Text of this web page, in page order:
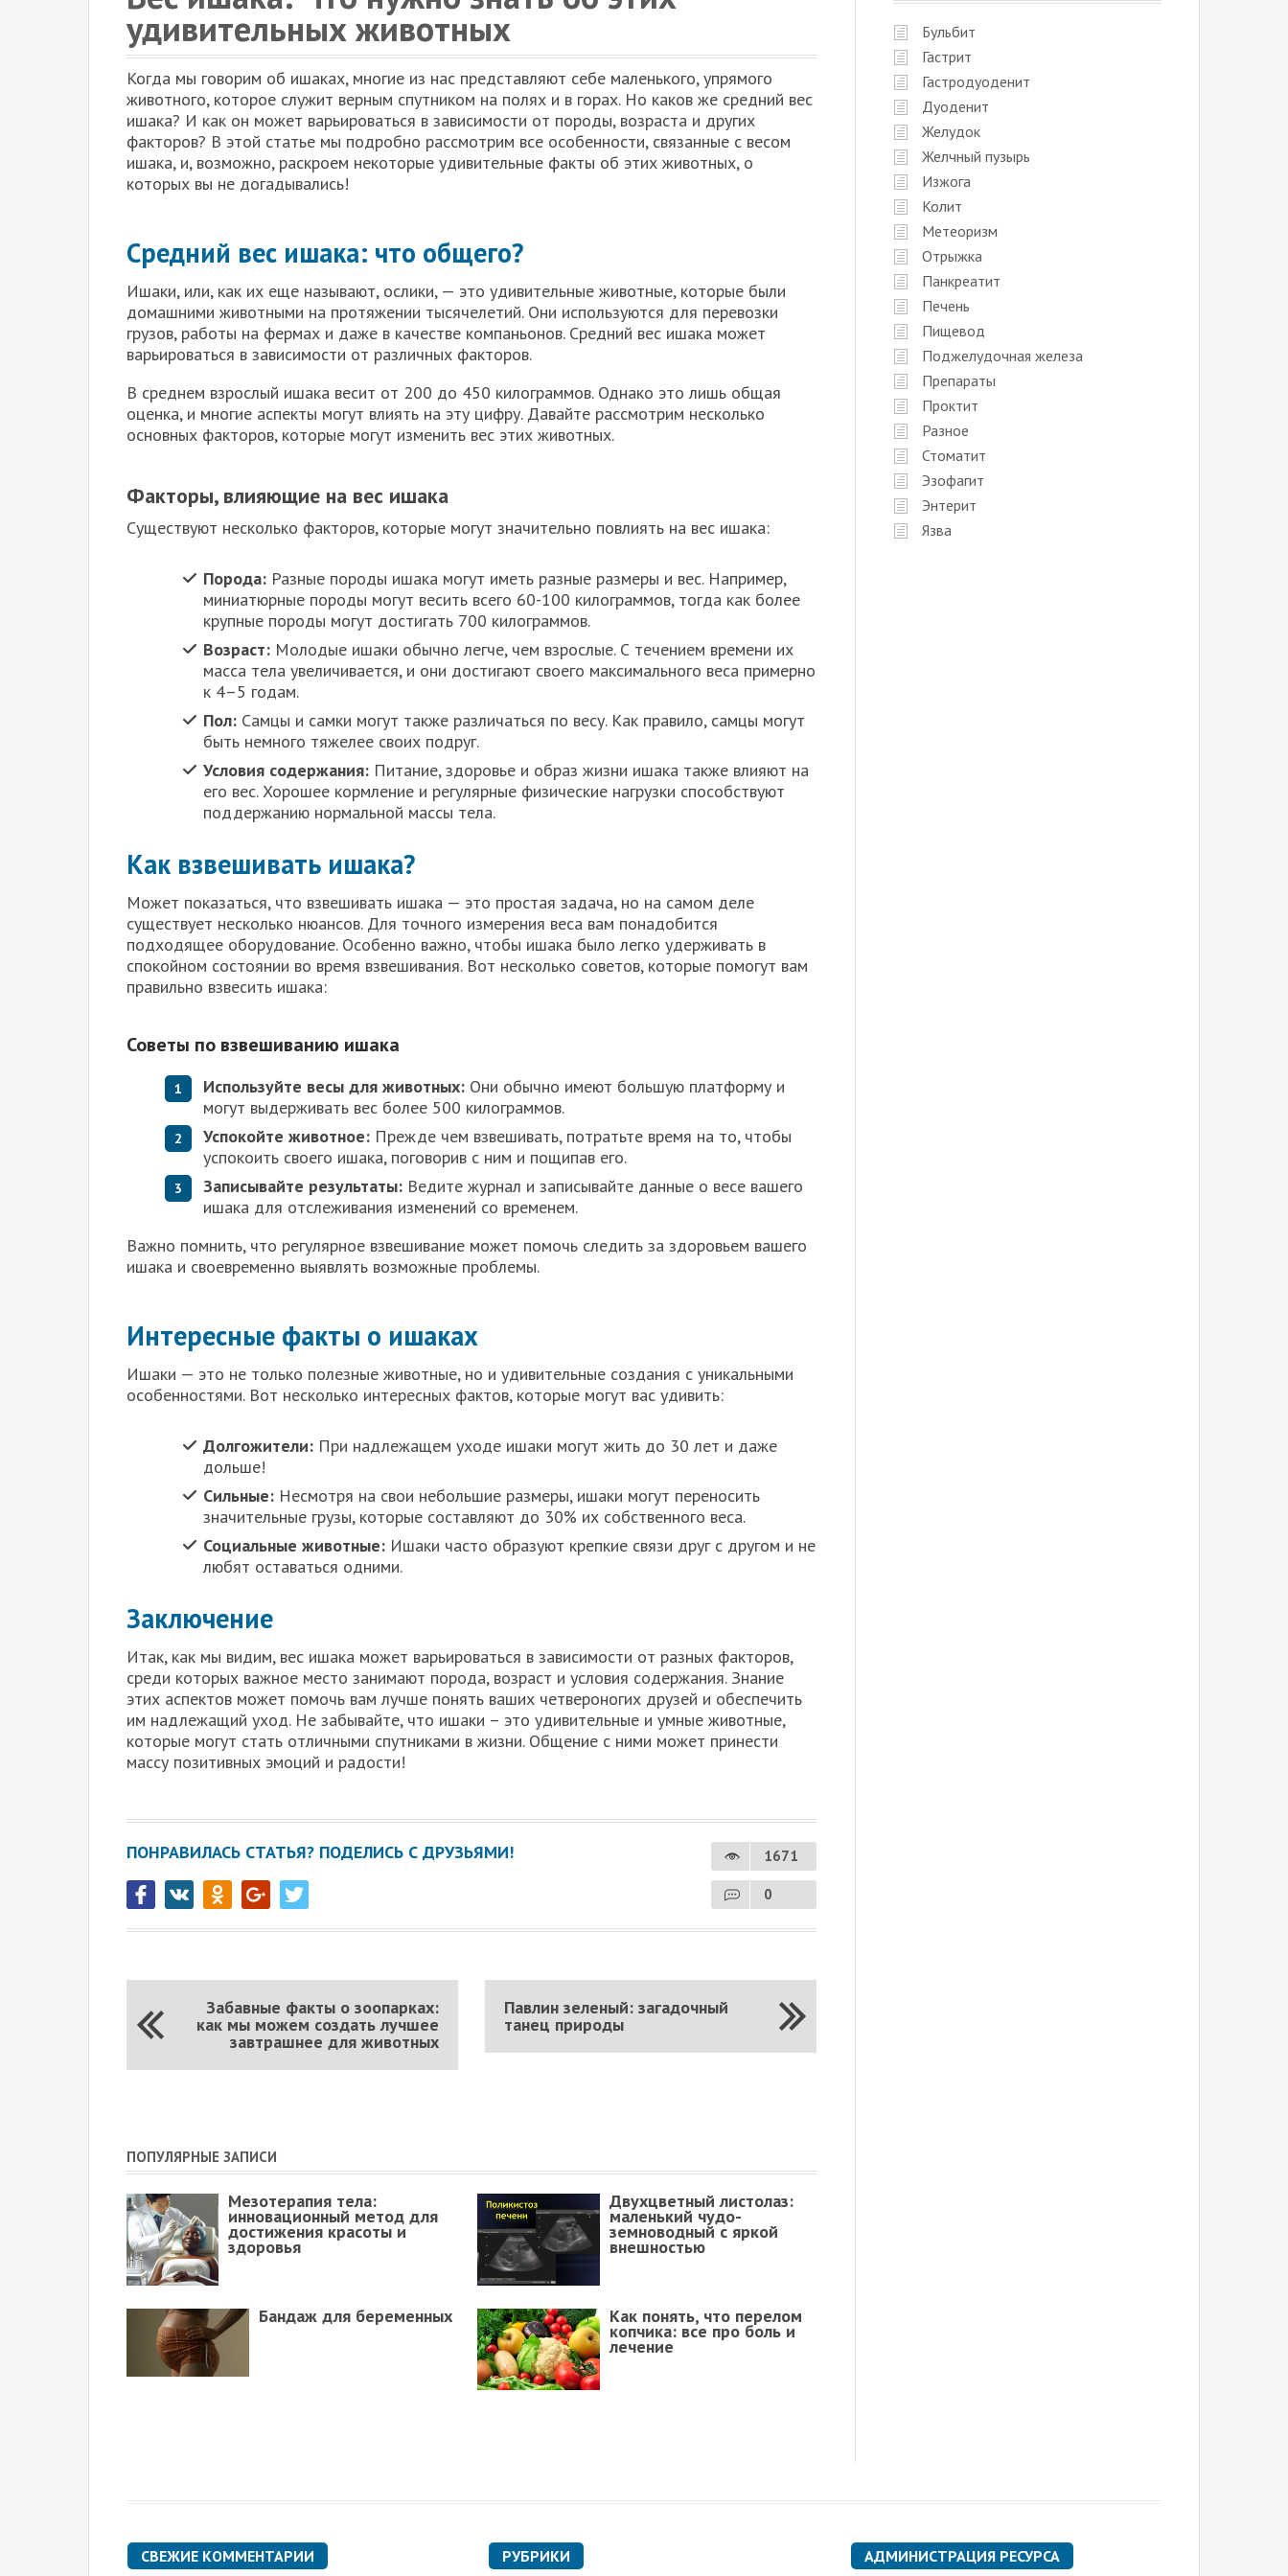
удивительных животных
Когда мы говорим об ишаках, многие из нас представляют себе маленького, упрямого
животного, которое служит верным спутником на полях и в горах. Но каков же средний вес
ишака? И как он может варьироваться в зависимости от породы, возраста и других
факторов? В этой статье мы подробно рассмотрим все особенности, связанные с весом
ишака, и, возможно, раскроем некоторые удивительные факты об этих животных, о
которых вы не догадывались!
Средний вес ишака: что общего?
Ишаки, или, как их еще называют, ослики, — это удивительные животные, которые были
домашними животными на протяжении тысячелетий. Они используются для перевозки
грузов, работы на фермах и даже в качестве компаньонов. Средний вес ишака может
варьироваться в зависимости от различных факторов.
В среднем взрослый ишака весит от 200 до 450 килограммов. Однако это лишь общая
оценка, и многие аспекты могут влиять на эту цифру. Давайте рассмотрим несколько
основных факторов, которые могут изменить вес этих животных.
Факторы, влияющие на вес ишака
Существуют несколько факторов, которые могут значительно повлиять на вес ишака:
Порода: Разные породы ишака могут иметь разные размеры и вес. Например,
миниатюрные породы могут весить всего 60-100 килограммов, тогда как более
крупные породы могут достигать 700 килограммов.
Возраст: Молодые ишаки обычно легче, чем взрослые. С течением времени их
масса тела увеличивается, и они достигают своего максимального веса примерно
к 4–5 годам.
Пол: Самцы и самки могут также различаться по весу. Как правило, самцы могут
быть немного тяжелее своих подруг.
Условия содержания: Питание, здоровье и образ жизни ишака также влияют на
его вес. Хорошее кормление и регулярные физические нагрузки способствуют
поддержанию нормальной массы тела.
Как взвешивать ишака?
Может показаться, что взвешивать ишака — это простая задача, но на самом деле
существует несколько нюансов. Для точного измерения веса вам понадобится
подходящее оборудование. Особенно важно, чтобы ишака было легко удерживать в
спокойном состоянии во время взвешивания. Вот несколько советов, которые помогут вам
правильно взвесить ишака:
Советы по взвешиванию ишака
Используйте весы для животных: Они обычно имеют большую платформу и
могут выдерживать вес более 500 килограммов.
Успокойте животное: Прежде чем взвешивать, потратьте время на то, чтобы
успокоить своего ишака, поговорив с ним и пощипав его.
Записывайте результаты: Ведите журнал и записывайте данные о весе вашего
ишака для отслеживания изменений со временем.
Важно помнить, что регулярное взвешивание может помочь следить за здоровьем вашего
ишака и своевременно выявлять возможные проблемы.
Интересные факты о ишаках
Ишаки — это не только полезные животные, но и удивительные создания с уникальными
особенностями. Вот несколько интересных фактов, которые могут вас удивить:
Долгожители: При надлежащем уходе ишаки могут жить до 30 лет и даже
дольше!
Сильные: Несмотря на свои небольшие размеры, ишаки могут переносить
значительные грузы, которые составляют до 30% их собственного веса.
Социальные животные: Ишаки часто образуют крепкие связи друг с другом и не
любят оставаться одними.
Заключение
Итак, как мы видим, вес ишака может варьироваться в зависимости от разных факторов,
среди которых важное место занимают порода, возраст и условия содержания. Знание
этих аспектов может помочь вам лучше понять ваших четвероногих друзей и обеспечить
им надлежащий уход. Не забывайте, что ишаки – это удивительные и умные животные,
которые могут стать отличными спутниками в жизни. Общение с ними может принести
массу позитивных эмоций и радости!
ПОНРАВИЛАСЬ СТАТЬЯ? ПОДЕЛИСЬ С ДРУЗЬЯМИ! 1671
0
Павлин зеленый: загадочный
танец природы
Забавные факты о зоопарках:
как мы можем создать лучшее
завтрашнее для животных
ПОПУЛЯРНЫЕ ЗАПИСИ
Мезотерапия тела:
инновационный метод для
достижения красоты и
здоровья
Двухцветный листолаз:
маленький чудо-
земноводный с яркой
внешностью
Бандаж для беременных Как понять, что перелом
копчика: все про боль и
лечение
Бульбит
Гастрит
Гастродуоденит
Дуоденит
Желудок
Желчный пузырь
Изжога
Колит
Метеоризм
Отрыжка
Панкреатит
Печень
Пищевод
Поджелудочная железа
Препараты
Проктит
Разное
Стоматит
Эзофагит
Энтерит
Язва
СВЕЖИЕ КОММЕНТАРИИ РУБРИКИ АДМИНИСТРАЦИЯ РЕСУРСА